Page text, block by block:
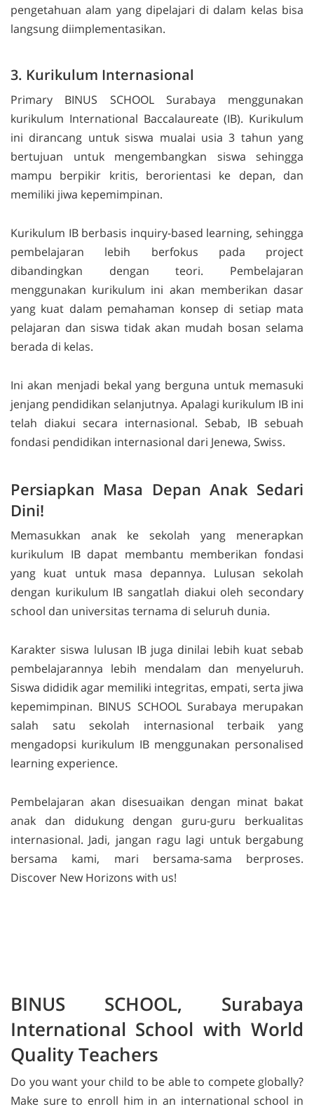
pengetahuan alam yang dipelajari di dalam kelas bisa
langsung diimplementasikan.
3. Kurikulum Internasional
Primary BINUS SCHOOL Surabaya menggunakan
kurikulum International Baccalaureate(IB). Kurikulum
ini dirancang untuk siswa mualai usia 3 tahun yang
bertujuan untuk mengembangkan siswa sehingga
mampu berpikir kritis, berorientasi ke depan, dan
memiliki jiwa kepemimpinan.
Kurikulum IB berbasis inquiry-based learning, sehingga
pembelajaran lebih berfokus pada project
dibandingkan dengan teori. Pembelajaran
menggunakan kurikulum ini akan memberikan dasar
yang kuat dalam pemahaman konsep di setiap mata
pelajaran dan siswa tidak akan mudah bosan selama
berada di kelas.
Ini akan menjadi bekal yang berguna untuk memasuki
jenjang pendidikan selanjutnya. Apalagi kurikulum IB ini
telah diakui secara internasional. Sebab, IB sebuah
fondasi pendidikan internasional dari Jenewa, Swiss.
Persiapkan Masa Depan Anak Sedari
Dini!
Memasukkan anak ke sekolah yang menerapkan
kurikulum IB dapat membantu memberikan fondasi
yang kuat untuk masa depannya. Lulusan sekolah
dengan kurikulum IB sangatlah diakui oleh secondary
school dan universitas ternama di seluruh dunia.
Karakter siswa lulusan IB juga dinilai lebih kuat sebab
pembelajarannya lebih mendalam dan menyeluruh.
Siswa dididik agar memiliki integritas, empati, serta jiwa
kepemimpinan. BINUS SCHOOL Surabaya merupakan
salah satu sekolah internasional terbaik yang
mengadopsi kurikulum IB menggunakan personalised
learning experience.
Pembelajaran akan disesuaikan dengan minat bakat
anak dan didukung dengan guru-guru berkualitas
internasional. Jadi, jangan ragu lagi untuk bergabung
bersama kami, mari bersama-sama berproses.
Discover New Horizons with us!
BINUS SCHOOL, Surabaya
International School with World
Quality Teachers
Do you want your child to be able to compete globally?
Make sure to enroll him in an international school in